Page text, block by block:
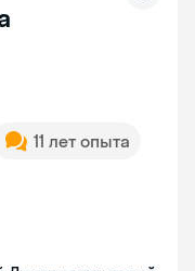
11 лет опыта